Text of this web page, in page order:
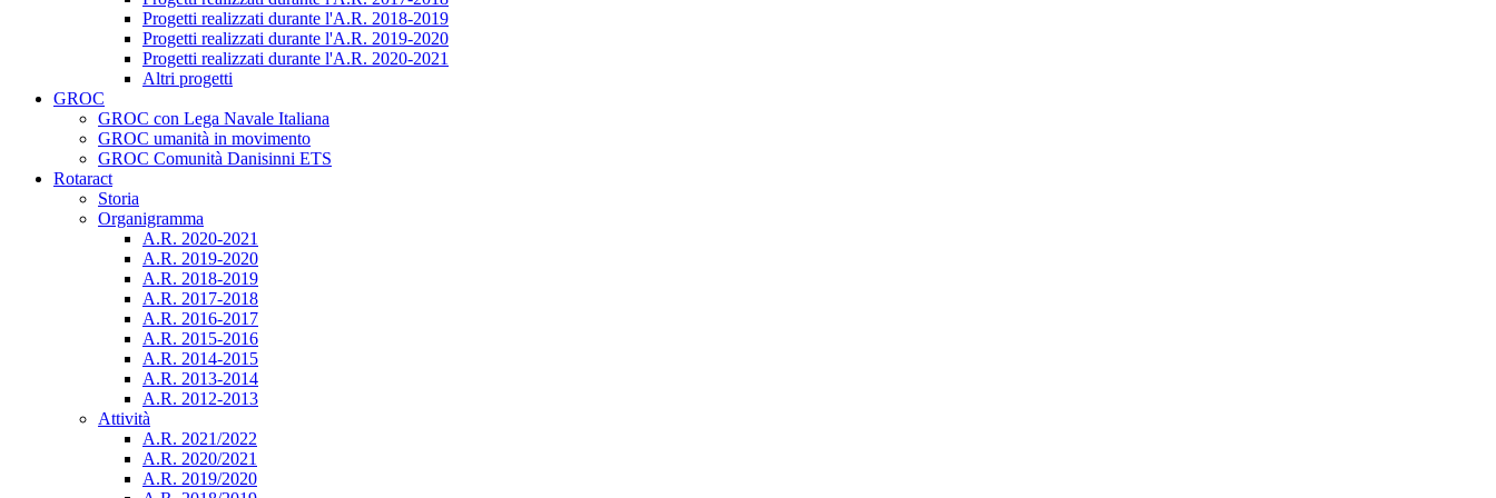
Progetti realizzati durante l'A.R. 2018-2019
Progetti realizzati durante l'A.R. 2019-2020
Progetti realizzati durante l'A.R. 2020-2021
Altri progetti
GROC
GROC con Lega Navale Italiana
GROC umanità in movimento
GROC Comunità Danisinni ETS
Rotaract
Storia
Organigramma
A.R. 2020-2021
A.R. 2019-2020
A.R. 2018-2019
A.R. 2017-2018
A.R. 2016-2017
A.R. 2015-2016
A.R. 2014-2015
A.R. 2013-2014
A.R. 2012-2013
Attività
A.R. 2021/2022
A.R. 2020/2021
A.R. 2019/2020